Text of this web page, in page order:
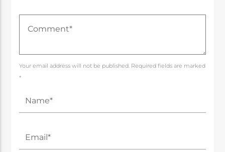
Your email address will not be published. Required fields are marked
*